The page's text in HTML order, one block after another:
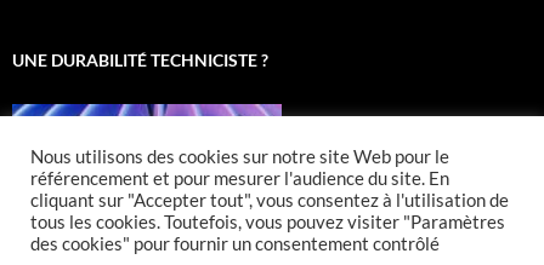
UNE DURABILITÉ TECHNICISTE ?
Nous utilisons des cookies sur notre site Web pour le
référencement et pour mesurer l'audience du site. En
cliquant sur "Accepter tout", vous consentez à l'utilisation de
tous les cookies. Toutefois, vous pouvez visiter "Paramètres
des cookies" pour fournir un consentement contrôlé